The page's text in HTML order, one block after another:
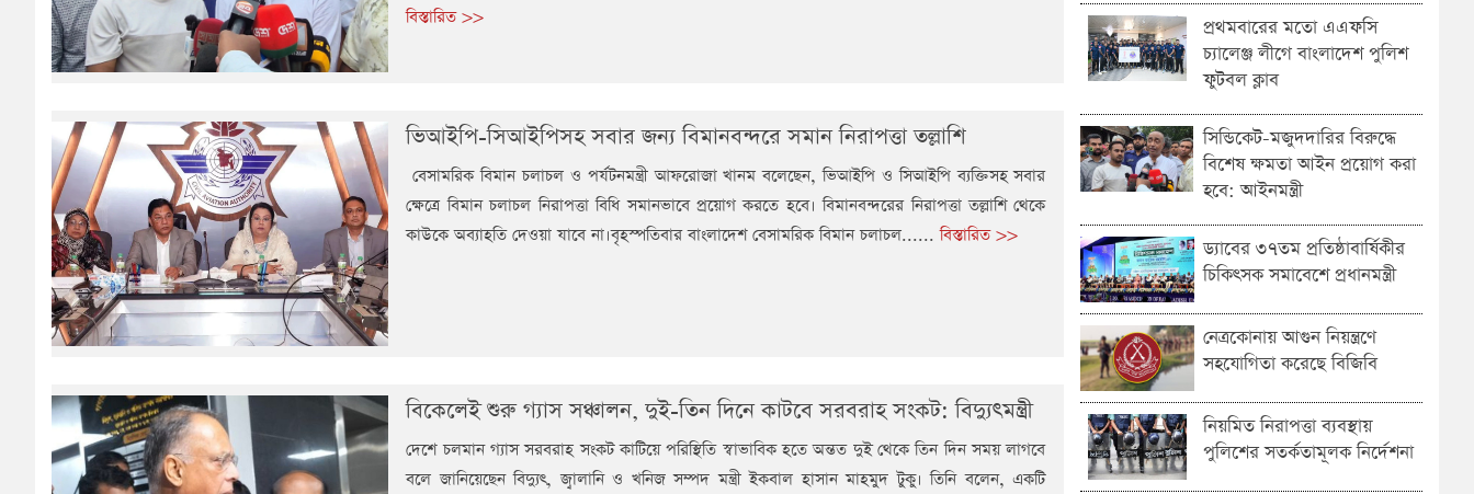
বিস্তারিত >>
ভিআইপি-সিআইপিসহ সবার জন্য বিমানবন্দরে সমান নিরাপত্তা তল্লাশি
বেসামরিক বিমান চলাচল ও পর্যটনমন্ত্রী আফরোজা খানম বলেছেন, ভিআইপি ও সিআইপি ব্যক্তিসহ সবার
ক্ষেত্রে বিমান চলাচল নিরাপত্তা বিধি সমানভাবে প্রয়োগ করতে হবে। বিমানবন্দরের নিরাপত্তা তল্লাশি থেকে
কাউকে অব্যাহতি দেওয়া যাবে না।বৃহস্পতিবার বাংলাদেশ বেসামরিক বিমান চলাচল......বিস্তারিত >>
বিকেলেই শুরু গ্যাস সঞ্চালন, দুই-তিন দিনে কাটবে সরবরাহ সংকট: বিদ্যুৎমন্ত্রী
দেশে চলমান গ্যাস সরবরাহ সংকট কাটিয়ে পরিস্থিতি স্বাভাবিক হতে অন্তত দুই থেকে তিন দিন সময় লাগবে
বলে জানিয়েছেন বিদ্যুৎ, জ্বালানি ও খনিজ সম্পদ মন্ত্রী ইকবাল হাসান মাহমুদ টুকু। তিনি বলেন, একটি
প্রথমবারের মতো এএফসি
চ্যালেঞ্জ লীগে বাংলাদেশ পুলিশ
ফুটবল ক্লাব
সিন্ডিকেট-মজুদদারির বিরুদ্ধে
বিশেষ ক্ষমতা আইন প্রয়োগ করা
হবে: আইনমন্ত্রী
ড্যাবের ৩৭তম প্রতিষ্ঠাবার্ষিকীর
চিকিৎসক সমাবেশে প্রধানমন্ত্রী
নেত্রকোনায় আগুন নিয়ন্ত্রণে
সহযোগিতা করেছে বিজিবি
নিয়মিত নিরাপত্তা ব্যবস্থায়
পুলিশের সতর্কতামূলক নির্দেশনা